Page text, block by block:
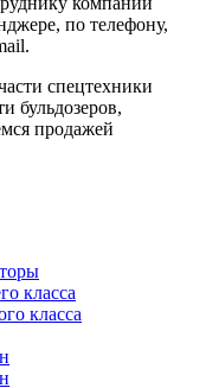
по телефону,
спецтехники
бульдозеров,
продажей
класса
класса